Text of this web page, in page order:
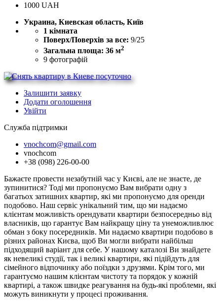
1000 UAH
Украина, Киевская область, Київ
1 кімната
Поверх/Поверхів за все: 9/25
Загальна площа: 36 м2
9 фотографій
Залишити заявку
Додати оголошення
Увійти
Служба підтримки
vnochcom@gmail.com
vnochcom
+38 (098) 226-00-00
Бажаєте провести незабутній час у Києві, але не знаєте, де
зупинитися? Тоді ми пропонуємо Вам вибрати одну з
багатьох затишних квартир, які ми пропонуємо для оренди
подобово. Наш сервіс унікальний тим, що ми надаємо
клієнтам можливість орендувати квартири безпосередньо від
власників, що гарантує Вам найкращу ціну та унеможливлює
обман з боку посередників. Ми надаємо квартири подобово в
різних районах Києва, щоб Ви могли вибрати найбільш
підходящий варіант для себе. У нашому каталозі Ви знайдете
як невеликі студії, так і великі квартири, які підійдуть для
сімейного відпочинку або поїздки з друзями. Крім того, ми
гарантуємо нашим клієнтам чистоту та порядок у кожній
квартирі, а також швидке реагування на будь-які проблеми, які
можуть виникнути у процесі проживання.